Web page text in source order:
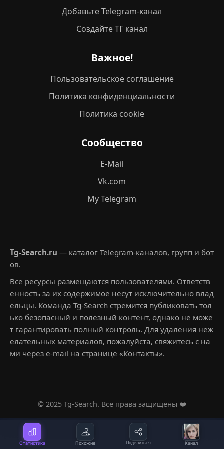
Статистика Похожие Поделиться Канал
Добавьте Telegram-канал
Создайте ТГ канал
Важное!
Пользовательское соглашение
Политика конфиденциальности
Политика cookie
Сообщество
E-Mail
Vk.com
My Telegram
Tg-Search.ru — каталог Telegram-каналов, групп и бот
ов.
Все ресурсы размещаются пользователями. Ответств
енность за их содержимое несут исключительно влад
ельцы. Команда Tg-Search стремится публиковать тол
ько безопасный и полезный контент, однако не може
т гарантировать полный контроль. Для удаления неж
елательных материалов, пожалуйста, свяжитесь с на
ми через e-mail на странице «Контакты».
© 2025 Tg-Search. Все права защищены ❤️